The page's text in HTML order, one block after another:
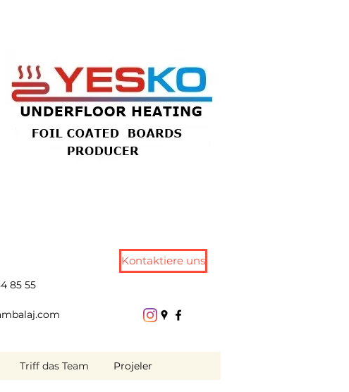
85 55
Kontaktiere uns
Triff das Team Projeler